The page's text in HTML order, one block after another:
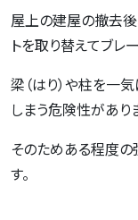
屋上の建屋の撤去後
トを取り替えてブレ
梁（はり）や柱を一
しまう危険性があり
そのためある程度の
す。